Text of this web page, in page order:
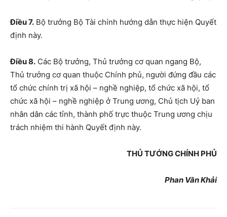
Điều 7. Bộ trưởng Bộ Tài chính hướng dẫn thực hiện Quyết
định này.
Điều 8. Các Bộ trưởng, Thủ trưởng cơ quan ngang Bộ,
Thủ trưởng cơ quan thuộc Chính phủ, người đứng đầu các
tổ chức chính trị xã hội – nghề nghiệp, tổ chức xã hội, tổ
chức xã hội – nghề nghiệp ở Trung ương, Chủ tịch Uỷ ban
nhân dân các tỉnh, thành phố trực thuộc Trung ương chịu
trách nhiệm thi hành Quyết định này.
THỦ TƯỚNG CHÍNH PHỦ
Phan Văn Khải